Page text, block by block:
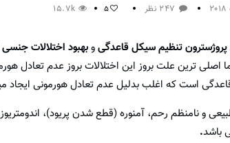
247 نظر 5
15.7k
تنظیم سیکل قاعدگیوبهبود اختلالات جنسی
اصلی ترین علت بروز این اختلالات بروز عدم تعادل
است که اغلب بدلیل عدم تعادل هورمونی ایجاد
و نامنظم رحم، آمنوره (قطع شدن پریود)،
باشد.